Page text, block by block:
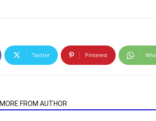
Twitter Pinterest
MORE FROM AUTHOR